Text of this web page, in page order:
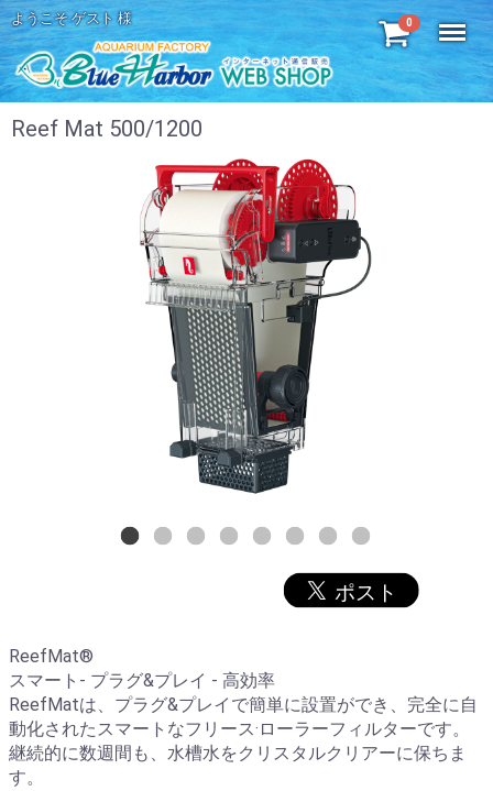
0
ようこそ ゲスト 様 Menu
Reef Mat 500/1200
ReefMat®
スマート- プラグ&プレイ - 高効率
ReefMatは、プラグ&プレイで簡単に設置ができ、完全に自
動化されたスマートなフリース·ローラーフィルターです。
継続的に数週間も、水槽水をクリスタルクリアーに保ちま
す。